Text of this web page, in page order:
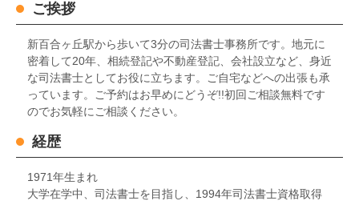
ご挨拶
新百合ヶ丘駅から歩いて3分の司法書士事務所です。地元に
密着して20年、相続登記や不動産登記、会社設立など、身近
な司法書士としてお役に立ちます。ご自宅などへの出張も承
っています。ご予約はお早めにどうぞ!!初回ご相談無料です
のでお気軽にご相談ください。
経歴
1971年生まれ
大学在学中、司法書士を目指し、1994年司法書士資格取得